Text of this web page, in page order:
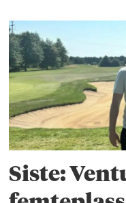
Siste: